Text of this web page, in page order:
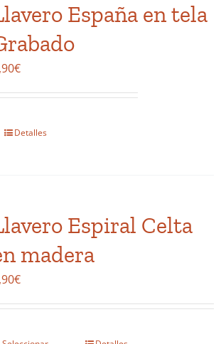
Las
opciones
se
pueden
elegir
la
España en tela
€
Detalles
Espiral Celta
madera
€